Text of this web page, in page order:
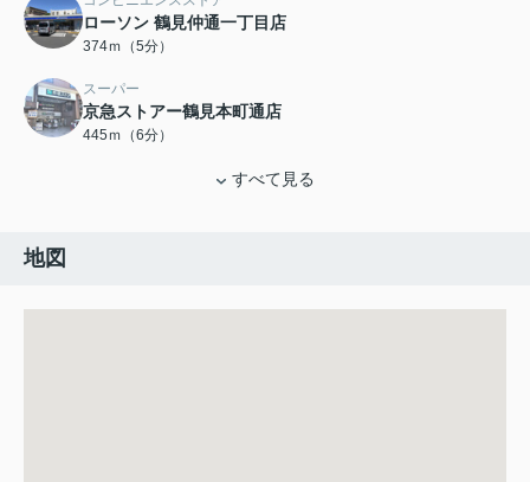
ローソン 鶴見仲通一丁目店
374ｍ（5分）
スーパー
京急ストアー鶴見本町通店
445ｍ（6分）
すべて見る
地図